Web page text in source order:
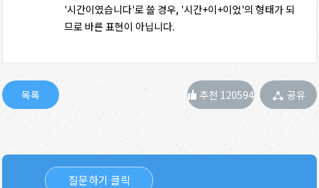
'시간이였습니다'로 쓸 경우, '시간+이+이었'의 형태가 되
므로 바른 표현이 아닙니다.
추천 120594 공유
질문하기 클릭